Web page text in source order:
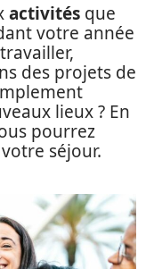
activités que
votre année
des projets de
lieux ? En
pourrez
séjour.